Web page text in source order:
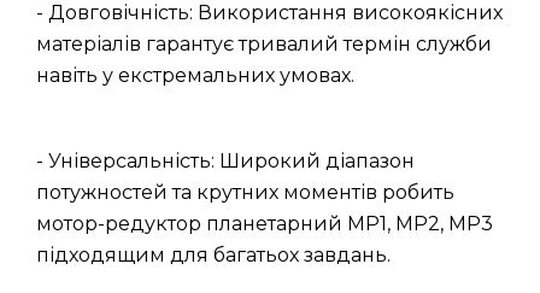
- Довговічність: Використання високоякісних
матеріалів гарантує тривалий термін служби
навіть у екстремальних умовах.
- Універсальність: Широкий діапазон
потужностей та крутних моментів робить
мотор-редуктор планетарний МР1, МР2, МР3
підходящим для багатьох завдань.